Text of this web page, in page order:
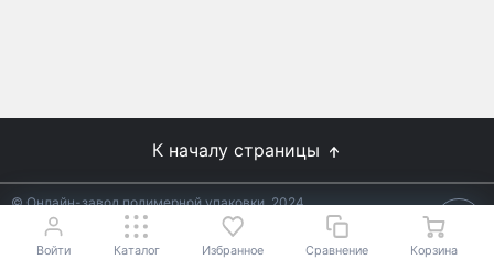
К началу страницы
© Онлайн-завод полимерной упаковки, 2024
Не является публичной офертой.Условия уточняйте у
менеджеров.
Войти Каталог Избранное Сравнение Корзина